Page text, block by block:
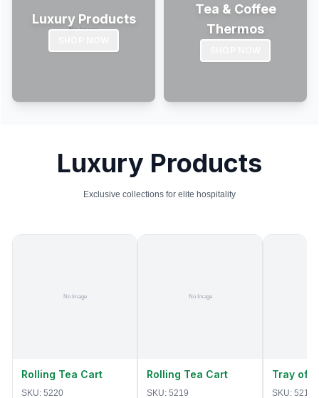
Luxury Products
Tea & Coffee
Thermos
Luxury Products
Exclusive collections for elite hospitality
Rolling Tea Cart
SKU: 5220
Rolling Tea Cart
SKU: 5219
Tray of
SKU: 5218